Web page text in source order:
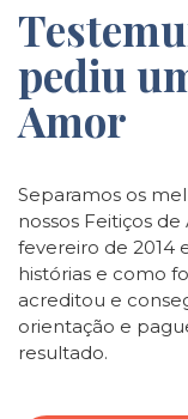
pediu
Amor
Separamos os
nossos Feitiços
fevereiro de 2014
histórias e como
acreditou e
orientação e
resultado.